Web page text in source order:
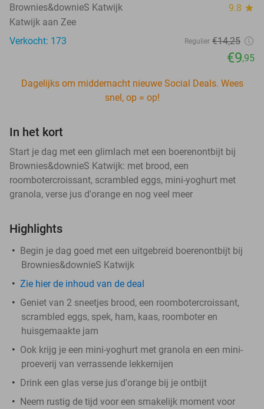
Brownies&downieS Katwijk 9.8 star
Katwijk aan Zee
Verkocht: 173
Regulier €14,25
€9,95
Dagelijks om middernacht nieuwe Social Deals. Wees
snel, op = op!
In het kort
Start je dag met een glimlach met een boerenontbijt bij
Brownies&downieS Katwijk: met brood, een
roombotercroissant, scrambled eggs, mini-yoghurt met
granola, verse jus d'orange en nog veel meer
Highlights
Begin je dag goed met een uitgebreid boerenontbijt bij
Brownies&downieS Katwijk
Zie hier de inhoud van de deal
Geniet van 2 sneetjes brood, een roombotercroissant,
scrambled eggs, spek, ham, kaas, roomboter en
huisgemaakte jam
Ook krijg je een mini-yoghurt met granola en een mini-
proeverij van verrassende lekkernijen
Drink een glas verse jus d'orange bij je ontbijt
Neem rustig de tijd voor een smakelijk moment voor